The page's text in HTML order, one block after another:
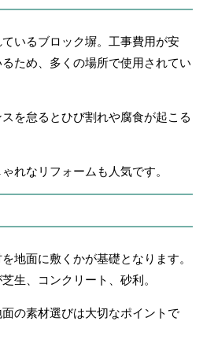
いるブロック塀。工事費用が安
ため、多くの場所で使用されてい
を怠るとひび割れや腐食が起こる
れなリフォームも人気です。
地面に敷くかが基礎となります。
生、コンクリート、砂利。
の素材選びは大切なポイントで